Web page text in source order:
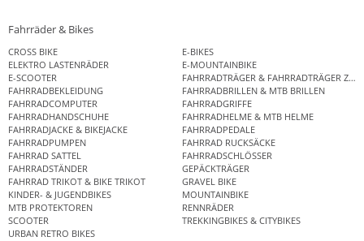
Fahrräder & Bikes
CROSS BIKE
E-BIKES
ELEKTRO LASTENRÄDER
E-MOUNTAINBIKE
E-SCOOTER
FAHRRADTRÄGER & FAHRRADTRÄGER
FAHRRADBEKLEIDUNG
FAHRRADBRILLEN & MTB BRILLEN
FAHRRADCOMPUTER
FAHRRADGRIFFE
FAHRRADHANDSCHUHE
FAHRRADHELME & MTB HELME
FAHRRADJACKE & BIKEJACKE
FAHRRADPEDALE
FAHRRADPUMPEN
FAHRRAD RUCKSÄCKE
FAHRRAD SATTEL
FAHRRADSCHLÖSSER
FAHRRADSTÄNDER
GEPÄCKTRÄGER
FAHRRAD TRIKOT & BIKE TRIKOT
GRAVEL BIKE
KINDER- & JUGENDBIKES
MOUNTAINBIKE
MTB PROTEKTOREN
RENNRÄDER
SCOOTER
TREKKINGBIKES & CITYBIKES
URBAN RETRO BIKES